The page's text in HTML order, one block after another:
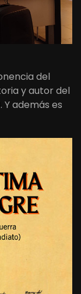
del
y autor del
además es